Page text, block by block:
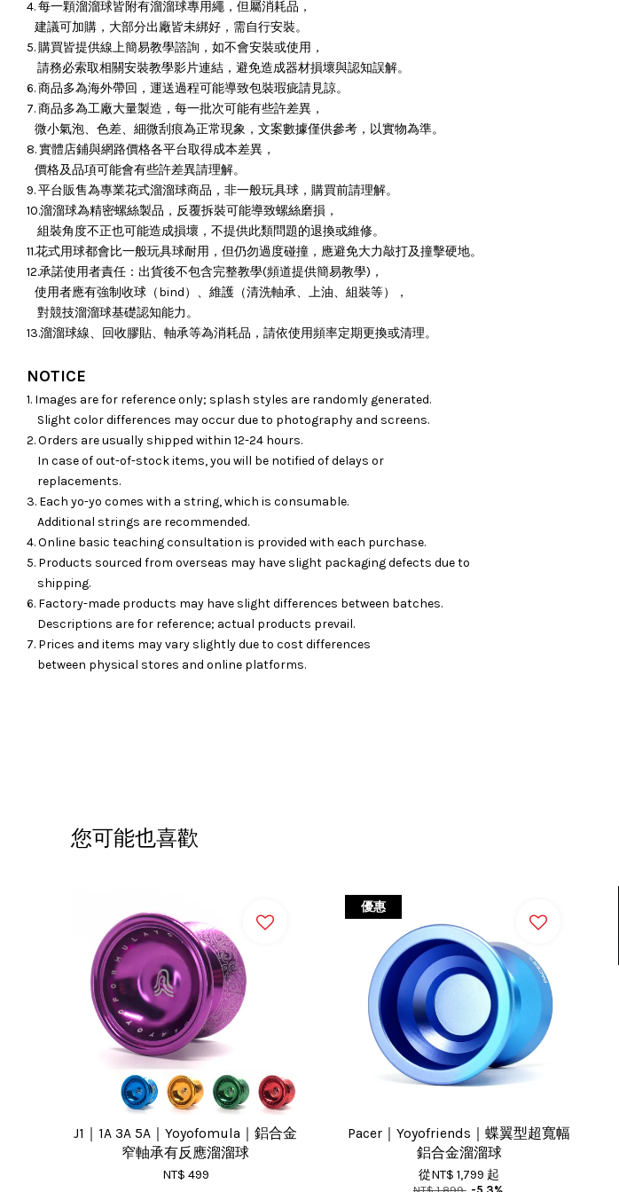
4. 每一顆溜溜球皆附有溜溜球專用繩，但屬消耗品，
建議可加購，大部分出廠皆未綁好，需自行安裝。
5. 購買皆提供線上簡易教學諮詢，如不會安裝或使用，
請務必索取相關安裝教學影片連結，避免造成器材損壞與認知誤解。
6. 商品多為海外帶回，運送過程可能導致包裝瑕疵請見諒。
7. 商品多為工廠大量製造，每一批次可能有些許差異，
微小氣泡、色差、細微刮痕為正常現象，文案數據僅供參考，以實物為準。
8. 實體店鋪與網路價格各平台取得成本差異，
價格及品項可能會有些許差異請理解。
9. 平台販售為專業花式溜溜球商品，非一般玩具球，購買前請理解。
10.溜溜球為精密螺絲製品，反覆拆裝可能導致螺絲磨損，
組裝角度不正也可能造成損壞， 不提供此類問題的退換或維修。
11.花式用球都會比一般玩具球耐用，但仍勿過度碰撞，應避免大力敲打及撞擊硬地。
12.承諾使用者責任：出貨後不包含完整教學(頻道提供簡易教學)，
使用者應有強制收球（bind）、維護（清洗軸承、上油、組裝等），
對競技溜溜球基礎認知能力。
13.溜溜球線、回收膠貼、軸承等為消耗品，請依使用頻率定期更換或清理。
NOTICE
1. Images are for reference only; splash styles are randomly generated.
Slight color differences may occur due to photography and screens.
2. Orders are usually shipped within 12-24 hours.
In case of out-of-stock items, you will be notified of delays or
replacements.
3. Each yo-yo comes with a string, which is consumable.
Additional strings are recommended.
4. Online basic teaching consultation is provided with each purchase.
5. Products sourced from overseas may have slight packaging defects due to
shipping.
6. Factory-made products may have slight differences between batches.
Descriptions are for reference; actual products prevail.
7. Prices and items may vary slightly due to cost differences
between physical stores and online platforms.
您可能也喜歡
J1｜1A 3A 5A｜Yoyofomula｜鋁合金
窄軸承有反應溜溜球
NT$ 499
優惠
Pacer｜Yoyofriends｜蝶翼型超寬幅
鋁合金溜溜球
從NT$ 1,799 起